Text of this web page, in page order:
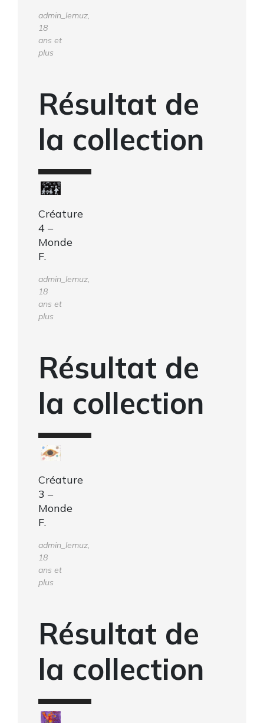
admin_lemuz,
18
ans et
plus
Résultat de
la collection
Créature
4 –
Monde
F.
admin_lemuz,
18
ans et
plus
Résultat de
la collection
Créature
3 –
Monde
F.
admin_lemuz,
18
ans et
plus
Résultat de
la collection